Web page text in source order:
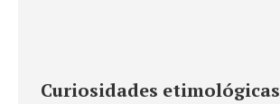
Curiosidades etimológicas